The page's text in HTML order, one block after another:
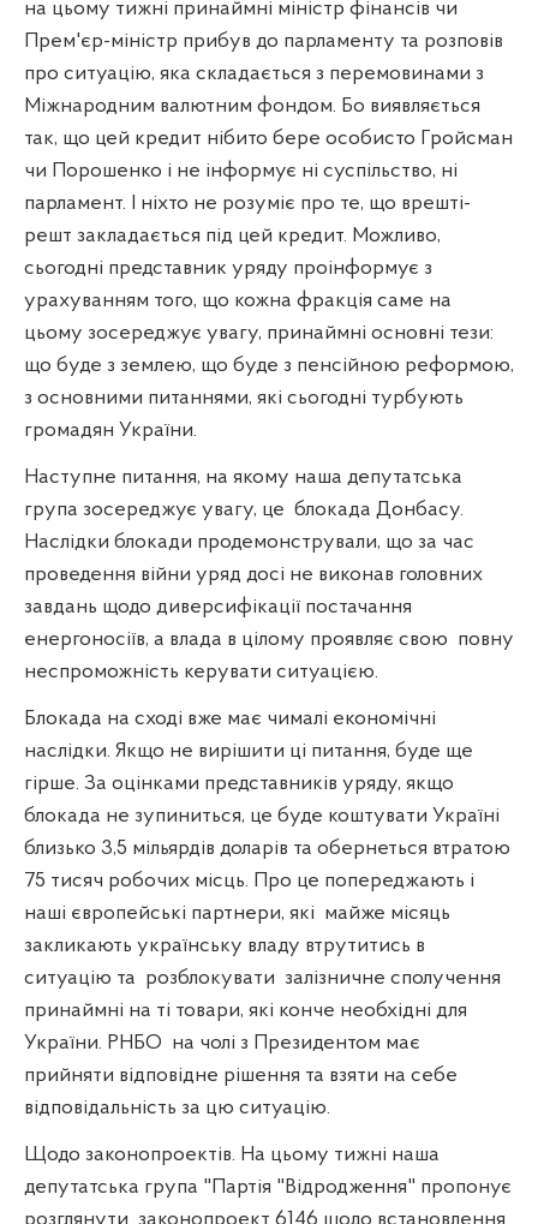
на цьому тижні принаймні міністр фінансів чи
Прем'єр-міністр прибув до парламенту та розповів
про ситуацію, яка складається з перемовинами з
Міжнародним валютним фондом. Бо виявляється
так, що цей кредит нібито бере особисто Гройсман
чи Порошенко і не інформує ні суспільство, ні
парламент. І ніхто не розуміє про те, що врешті-
решт закладається під цей кредит. Можливо,
сьогодні представник уряду проінформує з
урахуванням того, що кожна фракція саме на
цьому зосереджує увагу, принаймні основні тези:
що буде з землею, що буде з пенсійною реформою,
з основними питаннями, які сьогодні турбують
громадян України.
Наступне питання, на якому наша депутатська
група зосереджує увагу, це блокада Донбасу.
Наслідки блокади продемонстрували, що за час
проведення війни уряд досі не виконав головних
завдань щодо диверсифікації постачання
енергоносіїв, а влада в цілому проявляє свою повну
неспроможність керувати ситуацією.
Блокада на сході вже має чималі економічні
наслідки. Якщо не вирішити ці питання, буде ще
гірше. За оцінками представників уряду, якщо
блокада не зупиниться, це буде коштувати Україні
близько 3,5 мільярдів доларів та обернеться втратою
75 тисяч робочих місць. Про це попереджають і
наші європейські партнери, які майже місяць
закликають українську владу втрутитись в
ситуацію та розблокувати залізничне сполучення
принаймні на ті товари, які конче необхідні для
України. РНБО на чолі з Президентом має
прийняти відповідне рішення та взяти на себе
відповідальність за цю ситуацію.
Щодо законопроектів. На цьому тижні наша
депутатська група "Партія "Відродження" пропонує
розглянути законопроект 6146 щодо встановлення